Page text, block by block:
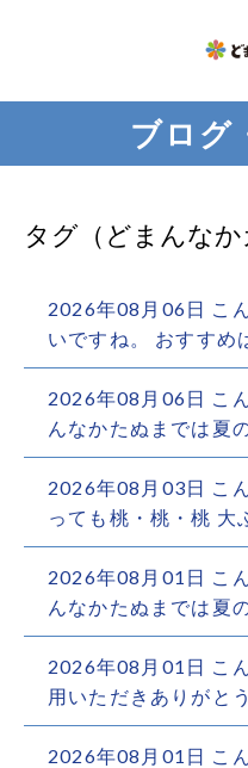
ブログ
タグ（どまんなか
2026年08月06日 こ
いですね。 おすすめ
2026年08月06日 こ
んなかたぬまでは夏
2026年08月03日 こ
っても桃・桃・桃︎ 大
2026年08月01日 こ
んなかたぬまでは夏
2026年08月01日 こ
用いただきありがと
2026年08月01日 こ